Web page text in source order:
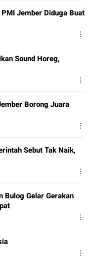
Jember Diduga Buat
Sound Horeg,
Borong Juara
Sebut Tak Naik,
Bulog Gelar Gerakan